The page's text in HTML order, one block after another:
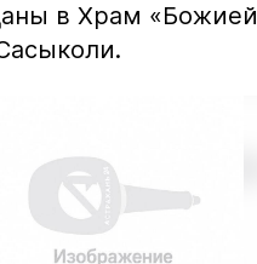
в Храм «Божией